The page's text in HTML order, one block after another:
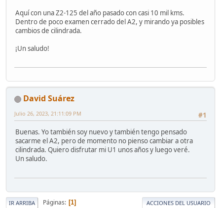
Aquí con una Z2-125 del año pasado con casi 10 mil kms.
Dentro de poco examen cerrado del A2, y mirando ya posibles
cambios de cilindrada.
¡Un saludo!
David Suárez
#1
Julio 26, 2023, 21:11:09 PM
Buenas. Yo también soy nuevo y también tengo pensado
sacarme el A2, pero de momento no pienso cambiar a otra
cilindrada. Quiero disfrutar mi U1 unos años y luego veré.
Un saludo.
IR ARRIBA Páginas 1 ACCIONES DEL USUARIO